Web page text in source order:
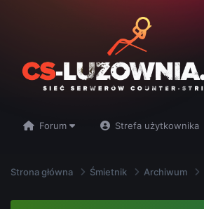
Forum Strefa użytkownika
Strona główna Śmietnik Archiwum